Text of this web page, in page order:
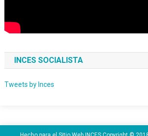
INCES SOCIALISTA
Tweets by Inces